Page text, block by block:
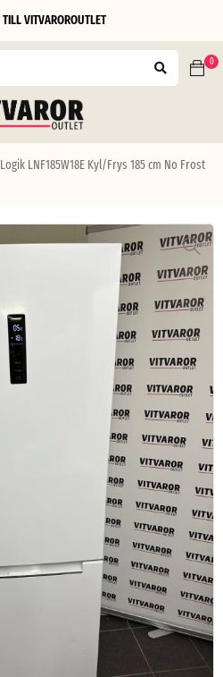
TILLVITVAROROUTLET
0
Logik LNF185W18E Kyl/Frys 185 cm No Frost